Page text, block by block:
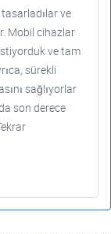
ve
Mobil cihazlar
ve tam
sürekli
sağlıyorlar
son derece